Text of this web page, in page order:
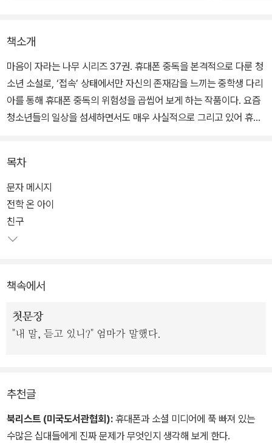
책소개
마음이 자라는 나무 시리즈 37권. 휴대폰 중독을 본격적으로 다룬 청
소년 소설로, ‘접속’ 상태에서만 자신의 존재감을 느끼는 중학생 다리
아를 통해 휴대폰 중독의 위험성을 곱씹어 보게 하는 작품이다. 요즘
청소년들의 일상을 섬세하면서도 매우 사실적으로 그리고 있어 휴대
또한 휴대폰 중독의 위험을 경고하는 데서 그치지 않고, 자신의 휴대
폰 사용 습관을 되돌아보고 스스로 고민해 보도록 유도하는 데 중점
을 두고 이야기를 풀어나간다. 자칫 어둡고 무거울 수 있는 주제를 간
결한 문체로 다루어 쉽고 빠르게 읽힌다는 점도 빼놓을 수 없는 장점
이다.
임없이 연락을 주고받으며 떠나온 친구들과 친하게 지내고 있었다.
없고, 문자 메시지, 이메일, 페이스북을 통해 전 학교 친구들과의 소통
에 집중한다.
사는 다리아와는 달리 클리오는 휴대폰이 없다. 집에는 컴퓨터도 텔
다리아와 클리오, 그 둘은 서서히 서로의 삶에 스며드는데….
목차
문자 메시지
전학 온 아이
친구
책속에서
첫문장
"내 말, 듣고 있니?" 엄마가 말했다.
추천글
북리스트 (미국도서관협회): 휴대폰과 소셜 미디어에 푹 빠져 있는
수많은 십대들에게 진짜 문제가 무엇인지 생각해 보게 한다.